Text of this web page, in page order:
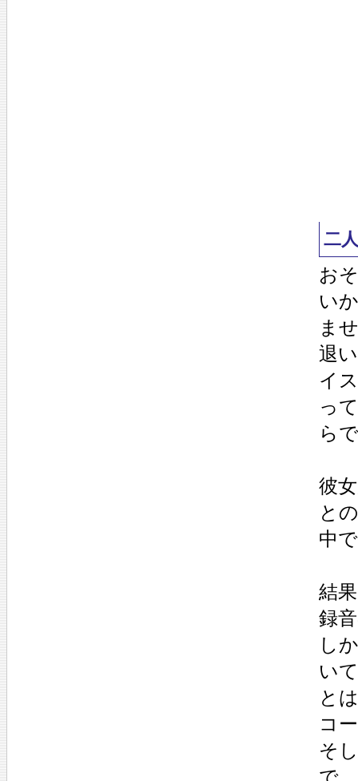
二
お
い
ま
退
イ
っ
ら
彼
と
中
結
録
し
い
と
コ
そ
で